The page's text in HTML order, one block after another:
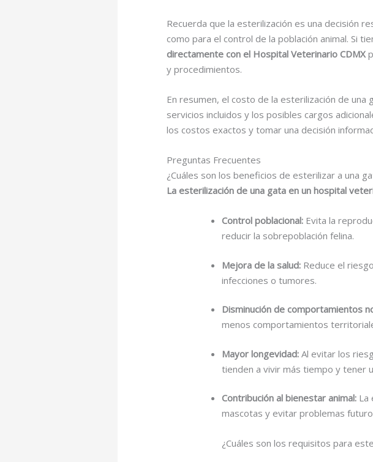
Recuerda que la esterilización es una decisión
como para el control de la población animal. Si
directamente con el Hospital Veterinario CDMX
y procedimientos.
En resumen, el costo de la esterilización de
servicios incluidos y los posibles cargos
los costos exactos y tomar una decisión
Preguntas Frecuentes
¿Cuáles son los beneficios de esterilizar a una
La esterilización de una gata en un hospital
Control poblacional: Evita la
reducir la sobrepoblación felina.
Mejora de la salud: Reduce el
infecciones o tumores.
Disminución de comportamientos
menos comportamientos
Mayor longevidad: Al evitar los
tienden a vivir más tiempo y tener
Contribución al bienestar animal: La
mascotas y evitar problemas
¿Cuáles son los requisitos para